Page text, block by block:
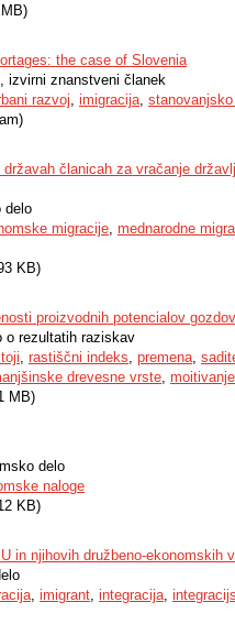
the case of Slovenia
izvirni znanstveni članek
razvoj, imigracija,
članicah za vračanje
delo
migracije, mednarodne
KB)
proizvodnih potencialov gozdov
o rezultatih raziskav
, rastiščni indeks, premena,
drevesne vrste,
MB)
delo
naloge
KB)
in njihovih družbeno-ekonomskih
, imigrant, integracija,